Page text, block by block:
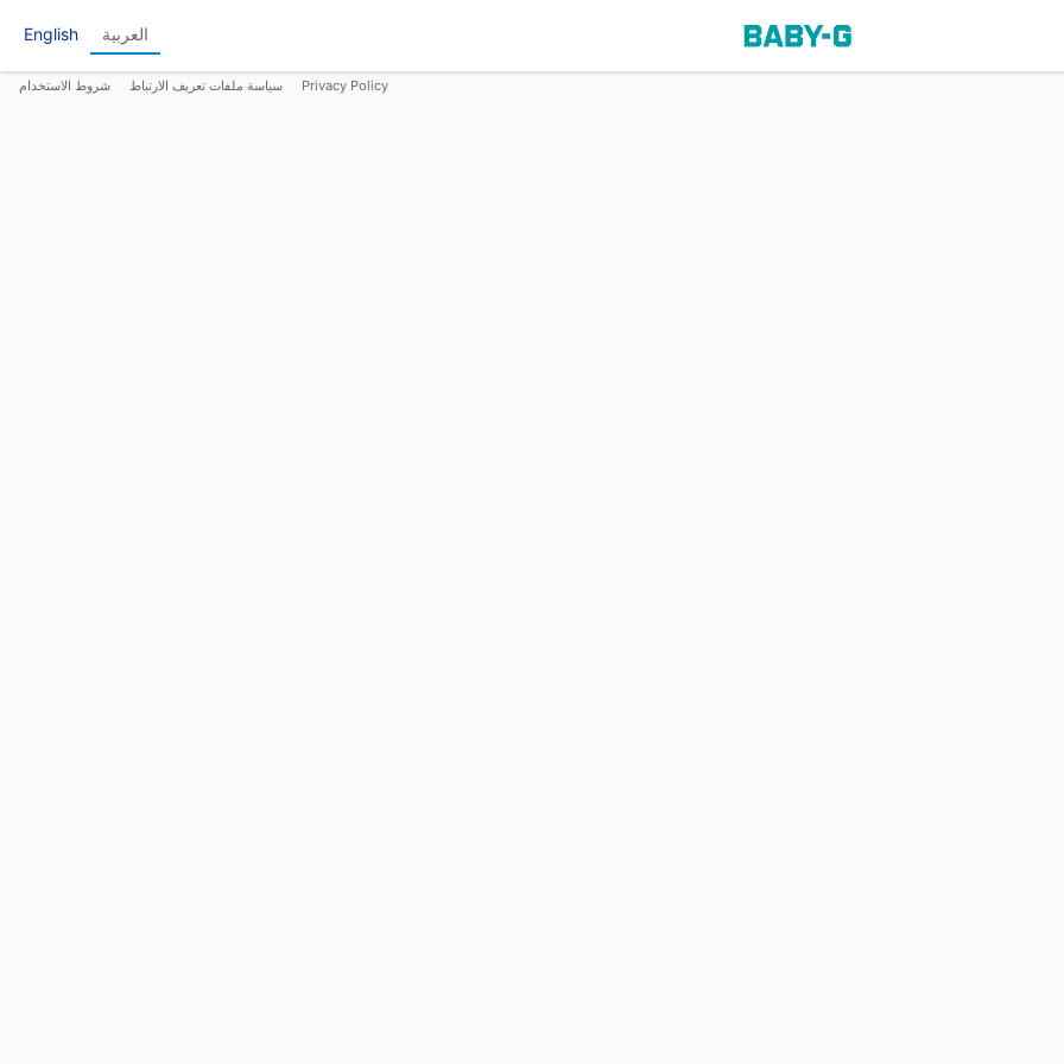
العربية English
Privacy Policy سياسة ملفات تعريف الارتباط شروط الاستخدام